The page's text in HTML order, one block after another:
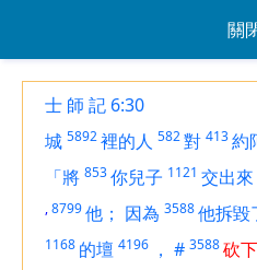
關
士 師 記 6:30
城 5892裡的人 582對 413約
「將 853你兒子 1121 交出來
,8799他； 因為 3588他拆毀
1168 的壇 4196 ， # 3588砍下